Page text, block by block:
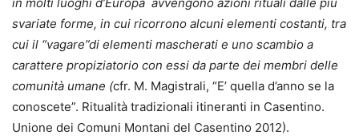
svariate forme, in cui ricorrono alcuni elementi costanti, tra
cui il “vagare”di elementi mascherati e uno scambio a
carattere propiziatorio con essi da parte dei membri delle
comunità umane (cfr. M. Magistrali, “E’ quella d’anno se la
conoscete”. Ritualità tradizionali itineranti in Casentino.
Unione dei Comuni Montani del Casentino 2012).